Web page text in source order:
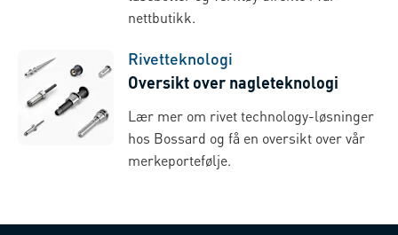
nettbutikk.
Rivetteknologi
Oversikt over nagleteknologi
Lær mer om rivet technology-løsninger
hos Bossard og få en oversikt over vår
merkeportefølje.